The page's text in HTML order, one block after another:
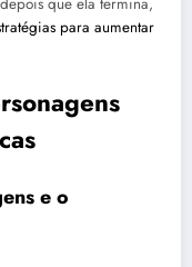
que ela termina,
para aumentar
e o